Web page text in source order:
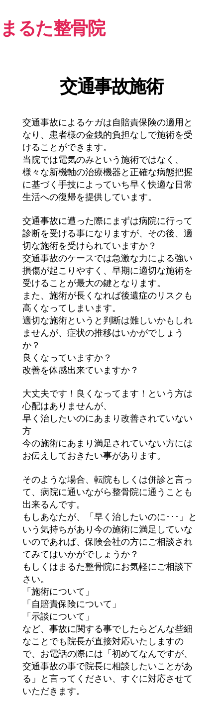
まるた整骨院
交通事故施術
交通事故によるケガは自賠責保険の適用と
なり、患者様の金銭的負担なしで施術を受
けることができます。
当院では電気のみという施術ではなく、
様々な新機軸の治療機器と正確な病態把握
に基づく手技によっていち早く快適な日常
生活への復帰を提供しています。
交通事故に遭った際にまずは病院に行って
診断を受ける事になりますが、その後、適
切な施術を受けられていますか？
交通事故のケースでは急激な力による強い
損傷が起こりやすく、早期に適切な施術を
受けることが最大の鍵となります。
また、施術が長くなれば後遺症のリスクも
高くなってしまいます。
適切な施術というと判断は難しいかもしれ
ませんが、症状の推移はいかがでしょう
か？
良くなっていますか？
改善を体感出来ていますか？
大丈夫です！良くなってます！という方は
心配はありませんが、
早く治したいのにあまり改善されていない
方
今の施術にあまり満足されていない方には
お伝えしておきたい事があります。
そのような場合、転院もしくは併診と言っ
て、病院に通いながら整骨院に通うことも
出来るんです。
もしあなたが、「早く治したいのに･･･」と
いう気持ちがあり今の施術に満足していな
いのであれば、保険会社の方にご相談され
てみてはいかがでしょうか？
もしくはまるた整骨院にお気軽にご相談下
さい。
「施術について」
「自賠責保険について」
「示談について」
など、事故に関する事でしたらどんな些細
なことでも院長が直接対応いたしますの
で、お電話の際には「初めてなんですが、
交通事故の事で院長に相談したいことがあ
る」と言ってください、すぐに対応させて
いただきます。